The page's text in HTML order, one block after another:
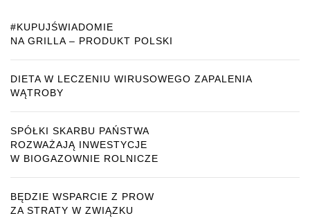
#KUPUJŚWIADOMIE
NA GRILLA – PRODUKT POLSKI
DIETA W LECZENIU WIRUSOWEGO ZAPALENIA
WĄTROBY
SPÓŁKI SKARBU PAŃSTWA
ROZWAŻAJĄ INWESTYCJE
W BIOGAZOWNIE ROLNICZE
BĘDZIE WSPARCIE Z PROW
ZA STRATY W ZWIĄZKU